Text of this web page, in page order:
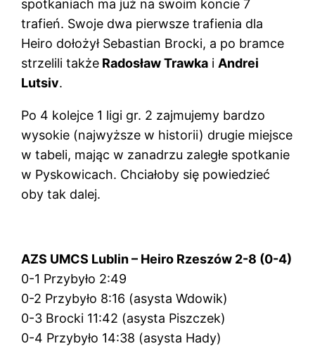
spotkaniach ma już na swoim koncie 7
trafień. Swoje dwa pierwsze trafienia dla
Heiro dołożył Sebastian Brocki, a po bramce
strzelili także Radosław Trawka i Andrei
Lutsiv.
Po 4 kolejce 1 ligi gr. 2 zajmujemy bardzo
wysokie (najwyższe w historii) drugie miejsce
w tabeli, mając w zanadrzu zaległe spotkanie
w Pyskowicach. Chciałoby się powiedzieć
oby tak dalej.
AZS UMCS Lublin – Heiro Rzeszów 2-8 (0-4)
0-1 Przybyło 2:49
0-2 Przybyło 8:16 (asysta Wdowik)
0-3 Brocki 11:42 (asysta Piszczek)
0-4 Przybyło 14:38 (asysta Hady)